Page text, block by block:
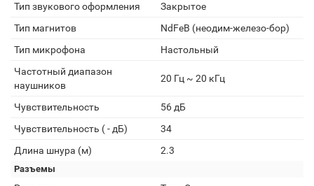
Тип звукового оформления
Закрытое
Тип магнитов
NdFeB (неодим-железо-бор)
Тип микрофона
Настольный
Частотный диапазон
наушников
20 Гц ~ 20 кГц
Чувствительность
56 дБ
Чувствительность ( - дБ)
34
Длина шнура (м)
2.3
Разъемы